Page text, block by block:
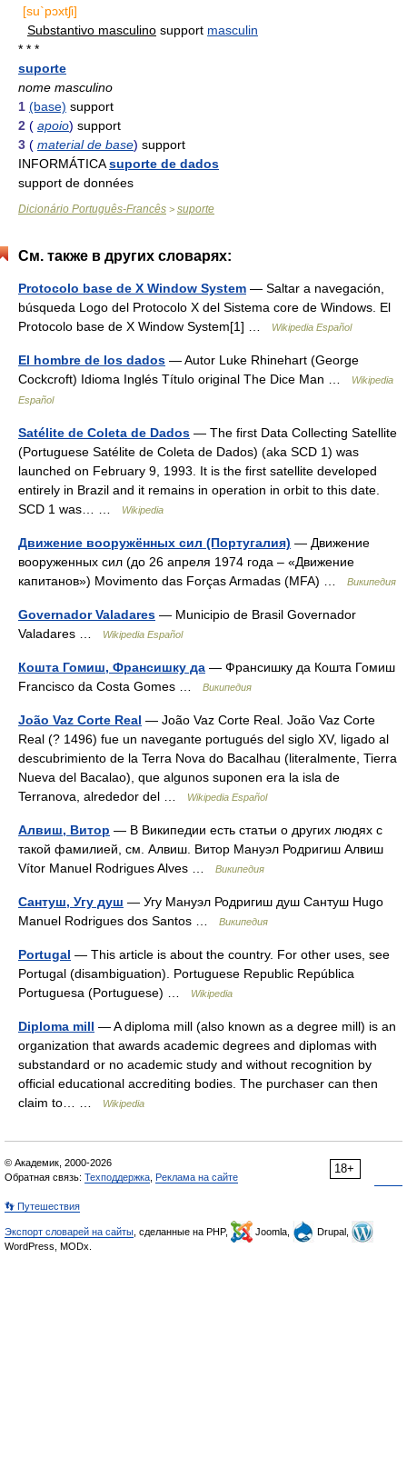
[su`pɔxtʃi]
Substantivo masculino support masculin
* * *
suporte
nome masculino
1 (base) support
2 ( apoio) support
3 ( material de base) support
INFORMÁTICAsuporte de dados
support de données
Dicionário Português-Francês > suporte
См. также в других словарях:
Protocolo base de X Window System — Saltar a navegación,
búsqueda Logo del Protocolo X del Sistema core de Windows. El
Protocolo base de X Window System[1] …
Wikipedia Español
El hombre de los dados — Autor Luke Rhinehart (George
Cockcroft) Idioma Inglés Título original The Dice Man …
Wikipedia
Español
Satélite de Coleta de Dados — The first Data Collecting Satellite
(Portuguese Satélite de Coleta de Dados) (aka SCD 1) was
launched on February 9, 1993. It is the first satellite developed
entirely in Brazil and it remains in operation in orbit to this date.
SCD 1 was… …
Wikipedia
Движение вооружённых сил (Португалия) — Движение
вооруженных сил (до 26 апреля 1974 года – «Движение
капитанов») Movimento das Forças Armadas (MFA) …
Википедия
Governador Valadares — Municipio de Brasil Governador
Valadares …
Wikipedia Español
Кошта Гомиш, Франсишку да — Франсишку да Кошта Гомиш
Francisco da Costa Gomes …
Википедия
João Vaz Corte Real — João Vaz Corte Real. João Vaz Corte
Real (? 1496) fue un navegante portugués del siglo XV, ligado al
descubrimiento de la Terra Nova do Bacalhau (literalmente, Tierra
Nueva del Bacalao), que algunos suponen era la isla de
Terranova, alrededor del …
Wikipedia Español
Алвиш, Витор — В Википедии есть статьи о других людях с
такой фамилией, см. Алвиш. Витор Мануэл Родригиш Алвиш
Vítor Manuel Rodrigues Alves …
Википедия
Сантуш, Угу душ — Угу Мануэл Родригиш душ Сантуш Hugo
Manuel Rodrigues dos Santos …
Википедия
Portugal — This article is about the country. For other uses, see
Portugal (disambiguation). Portuguese Republic República
Portuguesa (Portuguese) …
Wikipedia
Diploma mill — A diploma mill (also known as a degree mill) is an
organization that awards academic degrees and diplomas with
substandard or no academic study and without recognition by
official educational accrediting bodies. The purchaser can then
claim to… …
Wikipedia
18+
© Академик, 2000-2026
Обратная связь: Техподдержка Реклама на сайте
👣 Путешествия
Экспорт словарей на сайты , сделанные на PHP, Joomla,
Drupal,
WordPress, MODx.